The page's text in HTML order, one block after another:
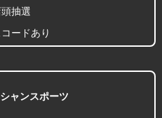
頭抽選
コードあり
ャンスポーツ